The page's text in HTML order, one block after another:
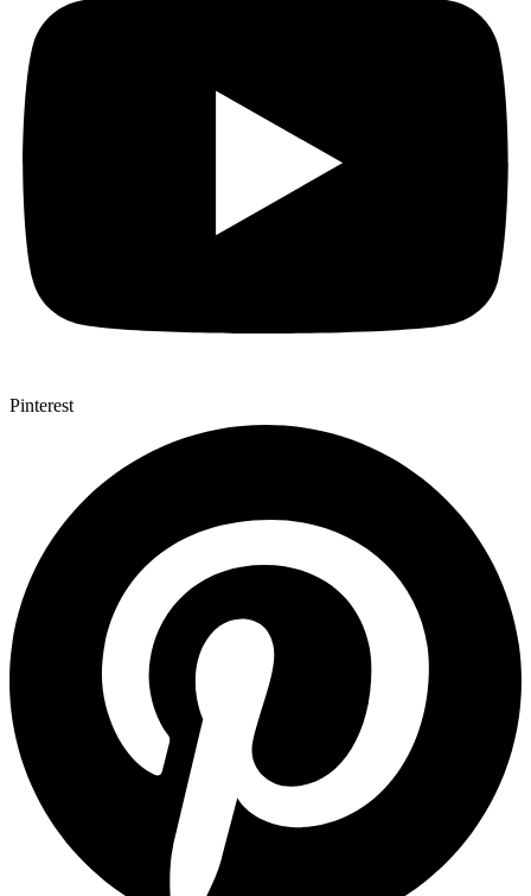
Pinterest